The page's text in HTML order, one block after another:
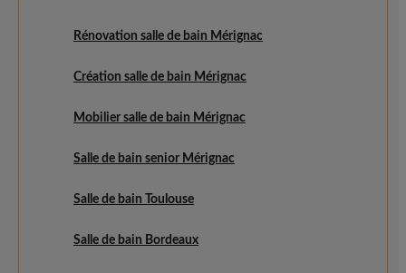
Rénovation salle de bain Mérignac
Création salle de bain Mérignac
Mobilier salle de bain Mérignac
Salle de bain senior Mérignac
Salle de bain Toulouse
Salle de bain Bordeaux